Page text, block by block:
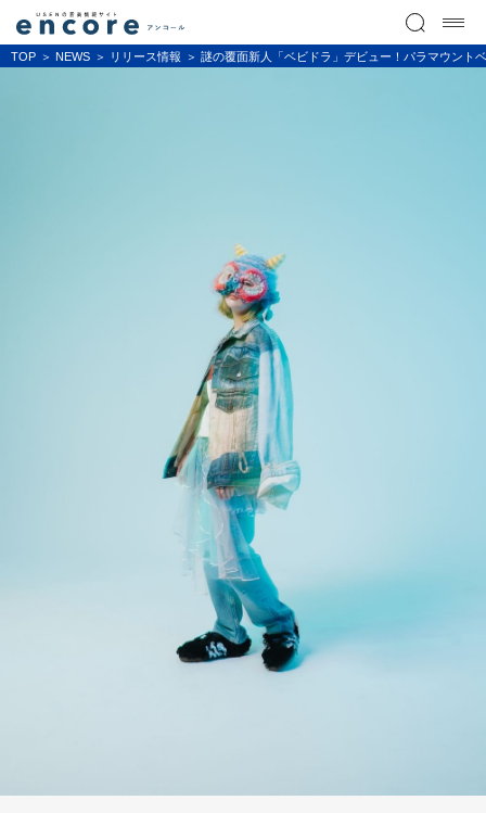
TOP NEWS リリース情報 謎の覆面新人「ベビドラ」デビュー！パラマウント